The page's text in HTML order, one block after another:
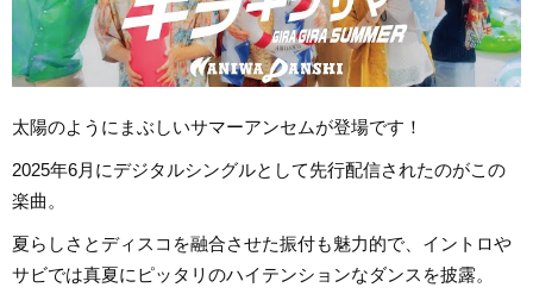
太陽のようにまぶしいサマーアンセムが登場です！
2025年6月にデジタルシングルとして先行配信されたのがこの
楽曲。
夏らしさとディスコを融合させた振付も魅力的で、イントロや
サビでは真夏にピッタリのハイテンションなダンスを披露。